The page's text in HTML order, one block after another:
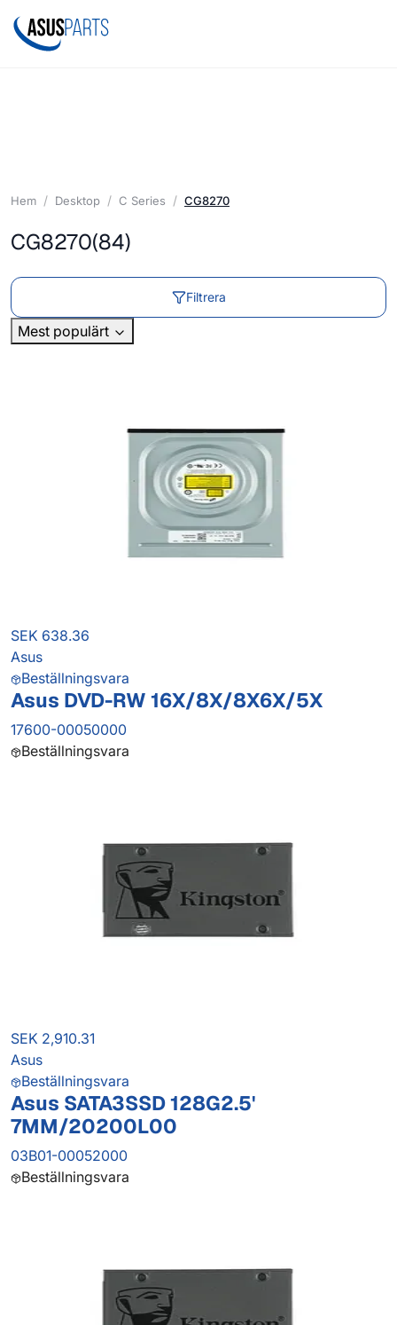
Hem Desktop C Series CG8270
CG8270(84)
Filtrera
Mest populärt
SEK 638.36
Asus
Beställningsvara
Asus DVD-RW 16X/8X/8X6X/5X
17600-00050000
Beställningsvara
SEK 2,910.31
Asus
Beställningsvara
Asus SATA3SSD 128G2.5'
7MM/20200L00
03B01-00052000
Beställningsvara